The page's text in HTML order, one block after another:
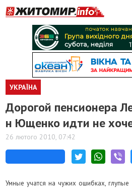
УКРАЇНА
Дорогой пенсионера
н Ющенко идти не
26 лютого 2010, 07:42
Умные учатся на чужих ошибках,